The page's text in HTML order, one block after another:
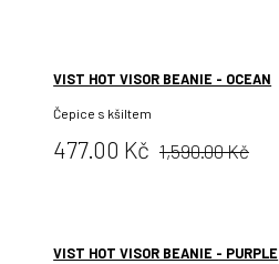
VIST HOT VISOR BEANIE - OCEAN
Čepice s kšiltem
Cena:
477.00 Kč Původní
1,590.00 Kč
VIST HOT VISOR BEANIE - PURPLE